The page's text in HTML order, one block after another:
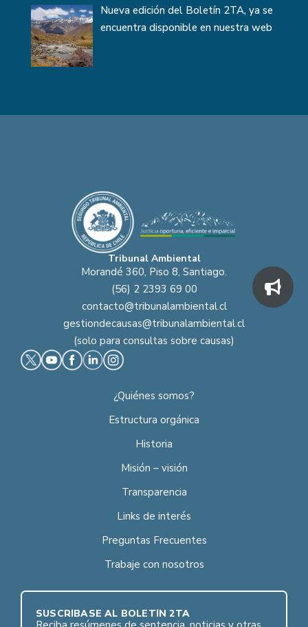
Nueva edición del Boletín 2TA, ya se
encuentra disponible en nuestra web
Tribunal Ambiental
Morandé 360, Piso 8, Santiago.
(56) 2 2393 69 00
contacto@tribunalambiental.cl
gestiondecausas@tribunalambiental.cl
(solo para consultas sobre causas)
¿Quiénes somos?
Estructura orgánica
Historia
Misión – visión
Transparencia
Links de interés
Preguntas Frecuentes
Trabaje con nosotros
SUSCRÍBASE AL BOLETÍN 2TA